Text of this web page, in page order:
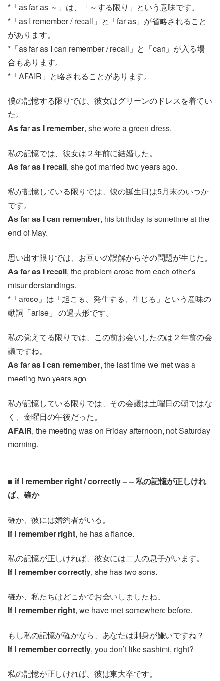
*「as far as ～」は、「～する限り」という意味です。
*「as I remember / recall」と「far as」が省略されること
があります。
*「as far as I can remember / recall」と「can」が入る場
合もあります。
*「AFAIR」と略されることがあります。
僕の記憶する限りでは、彼女はグリーンのドレスを着てい
た。
As far as I remember, she wore a green dress.
私の記憶では、彼女は２年前に結婚した。
As far as I recall, she got married two years ago.
私が記憶している限りでは、彼の誕生日は5月末のいつか
です。
As far as I can remember, his birthday is sometime at the
end of May.
思い出す限りでは、お互いの誤解からその問題が生じた。
As far as I recall, the problem arose from each other’s
misunderstandings.
*「arose」は「起こる、発生する、生じる」という意味の
動詞「arise」 の過去形です。
私の覚えてる限りでは、この前お会いしたのは２年前の会
議ですね。
As far as I can remember, the last time we met was a
meeting two years ago.
私が記憶している限りでは、その会議は土曜日の朝ではな
く、金曜日の午後だった。
AFAIR, the meeting was on Friday afternoon, not Saturday
morning.
■ if I remember right / correctly – – 私の記憶が正しけれ
ば、確か
確か、彼には婚約者がいる。
If I remember right, he has a fiance.
私の記憶が正しければ、彼女には二人の息子がいます。
If I remember correctly, she has two sons.
確か、私たちはどこかでお会いしましたね。
If I remember right, we have met somewhere before.
もし私の記憶が確かなら、あなたは刺身が嫌いですね？
If I remember correctly, you don’t like sashimi, right?
私の記憶が正しければ、彼は東大卒です。